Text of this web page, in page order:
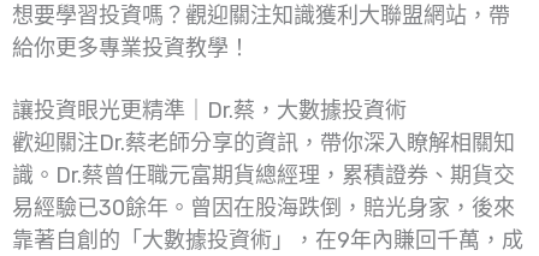
想要學習投資嗎？觀迎關注知識獲利大聯盟網站，帶
給你更多專業投資教學！
讓投資眼光更精準｜Dr.蔡，大數據投資術
歡迎關注Dr.蔡老師分享的資訊，帶你深入瞭解相關知
識。Dr.蔡曾任職元富期貨總經理，累積證券、期貨交
易經驗已30餘年。曾因在股海跌倒，賠光身家，後來
靠著自創的「大數據投資術」，在9年內賺回千萬，成